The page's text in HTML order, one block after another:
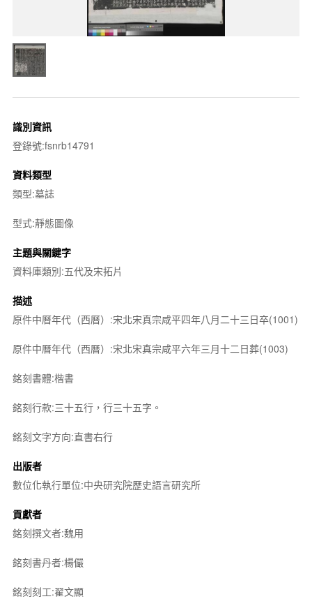
識別資訊
登錄號:fsnrb14791
資料類型
類型:墓誌
型式:靜態圖像
主題與關鍵字
資料庫類別:五代及宋拓片
描述
原件中曆年代（西曆）:宋北宋真宗咸平四年八月二十三日卒(1001)
原件中曆年代（西曆）:宋北宋真宗咸平六年三月十二日葬(1003)
銘刻書體:楷書
銘刻行款:三十五行，行三十五字。
銘刻文字方向:直書右行
出版者
數位化執行單位:中央研究院歷史語言研究所
貢獻者
銘刻撰文者:魏用
銘刻書丹者:楊儼
銘刻刻工:翟文顯